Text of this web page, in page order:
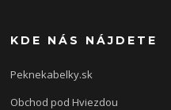
KDE NÁS NÁJDETE
Peknekabelky.sk
Obchod pod Hviezdou